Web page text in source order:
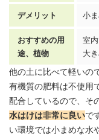
デメリット 小
おすすめの用
途、植物
室
大
他の土に比べて軽いの
有機質の肥料は不使用
配合しているので、そ
水はけは非常に良いで
い環境では小まめな水